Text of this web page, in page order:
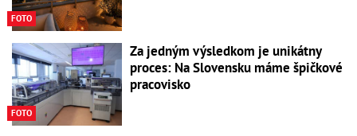
FOTO
FOTO
Za jedným výsledkom je unikátny
proces: Na Slovensku máme špičkové
pracovisko